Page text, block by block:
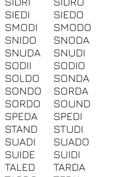
SIEDI
SIEDO
SMODI
SMODO
SNIDO
SNODA
SNUDA
SNUDI
SODII
SODIO
SOLDO
SONDA
SONDO
SORDA
SORDO
SOUND
SPEDA
SPEDI
STAND
STUDI
SUADI
SUADO
SUIDE
SUIDI
TALED
TARDA